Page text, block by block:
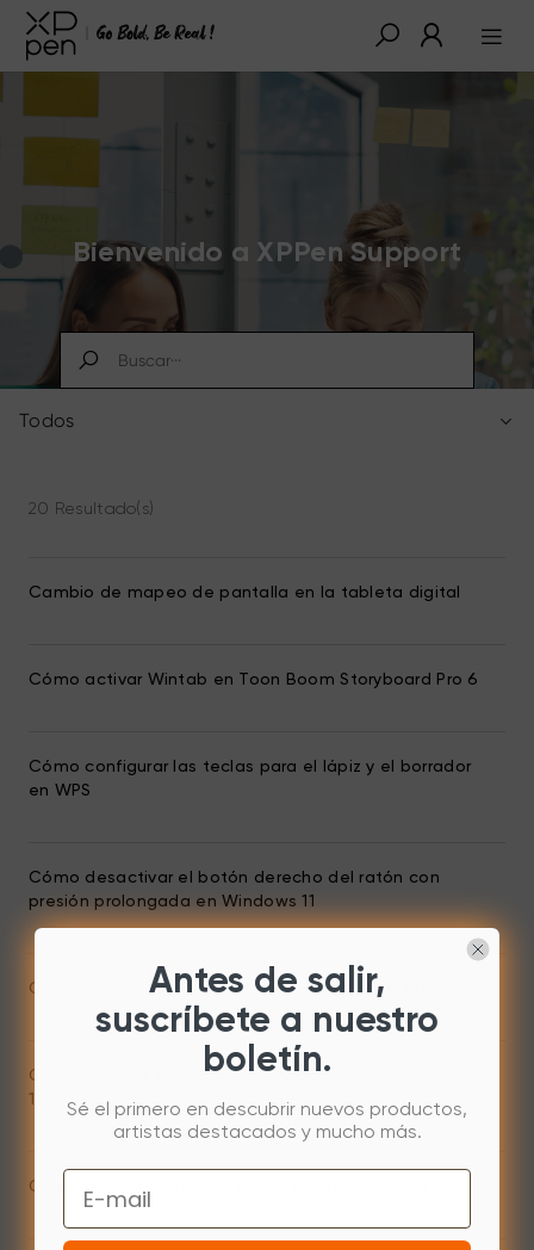
Bienvenido a XPPen Support
Todos
20 Resultado(s)
Cambio de mapeo de pantalla en la tableta digital
Cómo activar Wintab en Toon Boom Storyboard Pro 6
Cómo configurar las teclas para el lápiz y el borrador
en WPS
Cómo desactivar el botón derecho del ratón con
presión prolongada en Windows 11
Cómo desinstalar el controlador XPPEN en Windows
Cómo eliminar el efecto de ondulaciones en Windows
11
Cómo escribir en un PDF con el navegador Edge
Antes de salir,
suscríbete a nuestro
boletín.
Sé el primero en descubrir nuevos productos,
artistas destacados y mucho más.
Email